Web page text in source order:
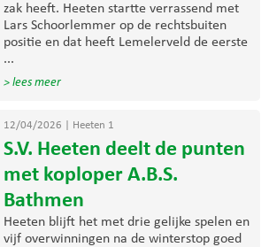
zak heeft. Heeten startte verrassend met
Lars Schoorlemmer op de rechtsbuiten
positie en dat heeft Lemelerveld de eerste
...
> lees meer
12/04/2026 Heeten 1
S.V. Heeten deelt de punten
met koploper A.B.S.
Bathmen
Heeten blijft het met drie gelijke spelen en
vijf overwinningen na de winterstop goed